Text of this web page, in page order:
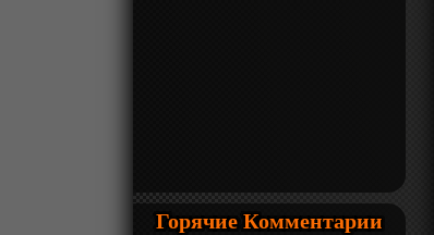
Горячие Комментарии